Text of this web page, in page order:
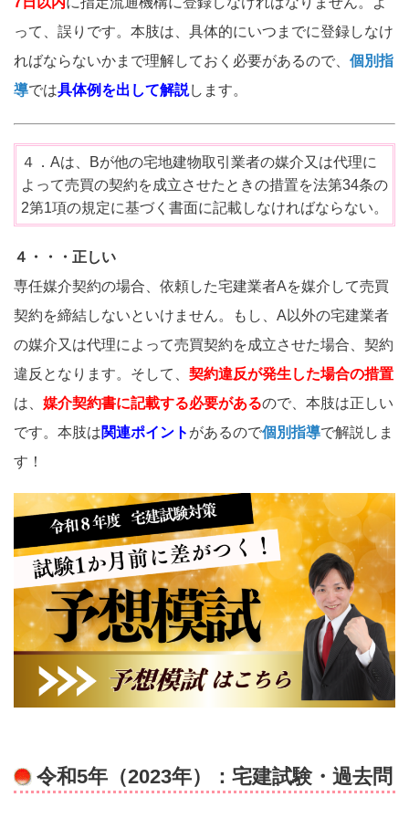
って、誤りです。本肢は、具体的にいつまでに登録しなけ
ればならないかまで理解しておく必要があるので、 個別指
導では具体例を出して解説します。
４．Aは、Bが他の宅地建物取引業者の媒介又は代理に
よって売買の契約を成立させたときの措置を法第34条の
2第1項の規定に基づく書面に記載しなければならない。
４・・・正しい
専任媒介契約の場合、依頼した宅建業者Aを媒介して売買
契約を締結しないといけません。もし、A以外の宅建業者
の媒介又は代理によって売買契約を成立させた場合、契約
違反となります。そして、 契約違反が発生した場合の措置
は、 媒介契約書に記載する必要があるので、本肢は正しい
です。本肢は関連ポイント があるので個別指導で解説しま
す！
令和5年（2023年）：宅建試験・過去問